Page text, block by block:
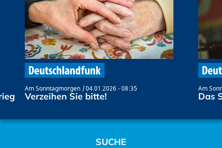
Am Sonntagmorgen 04.01.2026 - 08:35
Verzeihen Sie bitte!
Am
Das
SUCHE